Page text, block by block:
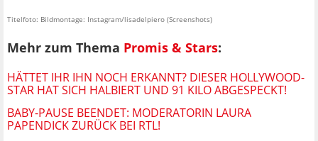
Titelfoto: Bildmontage: Instagram/lisadelpiero (Screenshots)
Mehr zum Thema Promis & Stars:
HÄTTET IHR IHN NOCH ERKANNT? DIESER HOLLYWOOD-
STAR HAT SICH HALBIERT UND 91 KILO ABGESPECKT!
BABY-PAUSE BEENDET: MODERATORIN LAURA
PAPENDICK ZURÜCK BEI RTL!